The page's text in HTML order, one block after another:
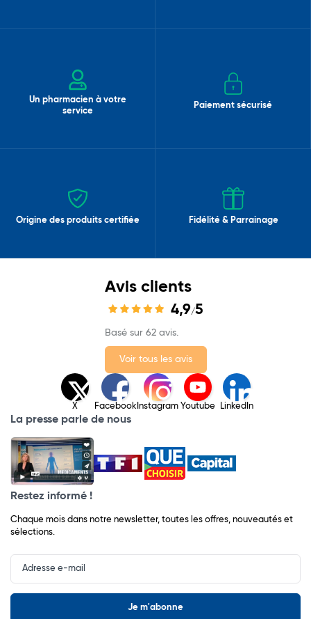
Un pharmacien à votre
service
Paiement sécurisé
Origine des produits certifiée Fidélité & Parrainage
Avis clients
4,9/5
Basé sur 62 avis.
Voir tous les avis
X Facebook Instagram Youtube LinkedIn
La presse parle de nous
Restez informé !
Chaque mois dans notre newsletter, toutes les offres, nouveautés et
sélections.
Input
Newsletter